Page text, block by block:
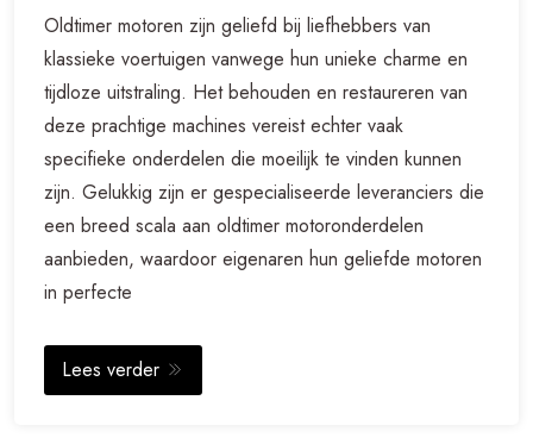
Oldtimer motoren zijn geliefd bij liefhebbers van
klassieke voertuigen vanwege hun unieke charme en
tijdloze uitstraling. Het behouden en restaureren van
deze prachtige machines vereist echter vaak
specifieke onderdelen die moeilijk te vinden kunnen
zijn. Gelukkig zijn er gespecialiseerde leveranciers die
een breed scala aan oldtimer motoronderdelen
aanbieden, waardoor eigenaren hun geliefde motoren
in perfecte
Lees verder